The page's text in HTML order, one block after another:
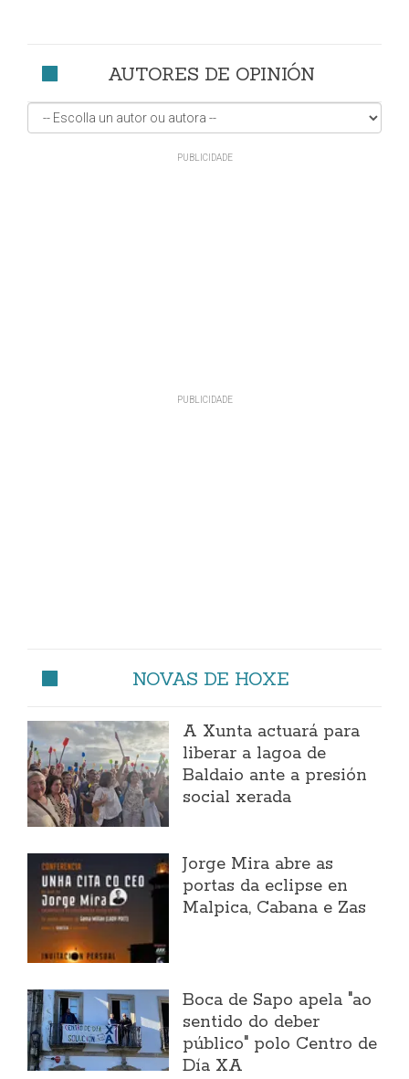
AUTORES DE OPINIÓN
NOVAS DE HOXE
A Xunta actuará para
liberar a lagoa de
Baldaio ante a presión
social xerada
Jorge Mira abre as
portas da eclipse en
Malpica, Cabana e Zas
Boca de Sapo apela "ao
sentido do deber
público" polo Centro de
Día XA